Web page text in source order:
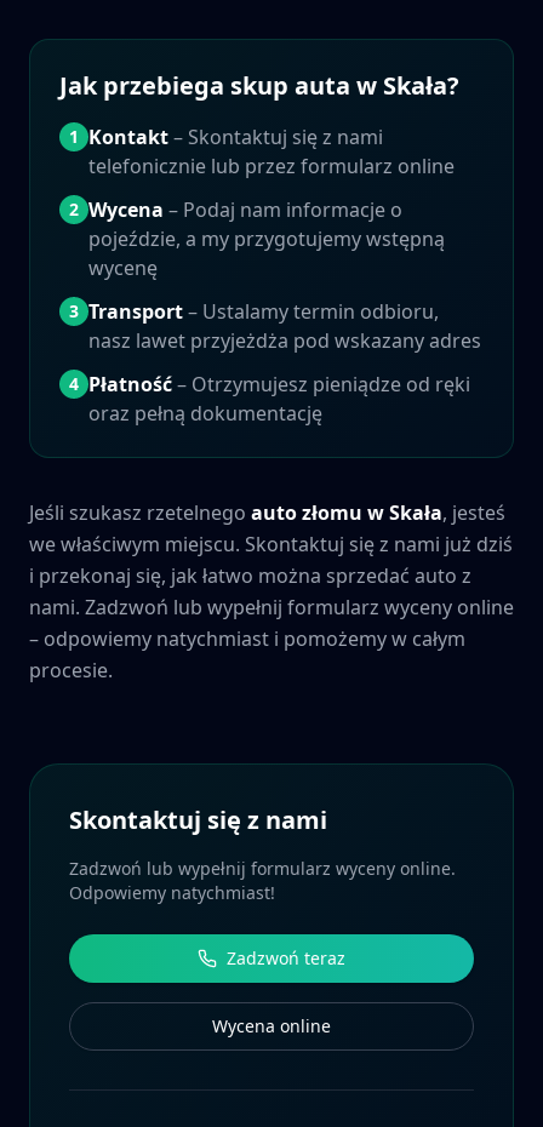
Jak przebiega skup auta w Skała?
1 Kontakt– Skontaktuj się z nami
telefonicznie lub przez formularz online
2 Wycena – Podaj nam informacje o
pojeździe, a my przygotujemy wstępną
wycenę
3 Transport– Ustalamy termin odbioru,
nasz lawet przyjeżdża pod wskazany adres
4 Płatność– Otrzymujesz pieniądze od ręki
oraz pełną dokumentację
Jeśli szukasz rzetelnego auto złomu wSkała, jesteś
we właściwym miejscu. Skontaktuj się z nami już dziś
i przekonaj się, jak łatwo można sprzedać auto z
nami. Zadzwoń lub wypełnij formularz wyceny online
– odpowiemy natychmiast i pomożemy w całym
procesie.
Skontaktuj się z nami
Zadzwoń lub wypełnij formularz wyceny online.
Odpowiemy natychmiast!
Zadzwoń teraz
Wycena online